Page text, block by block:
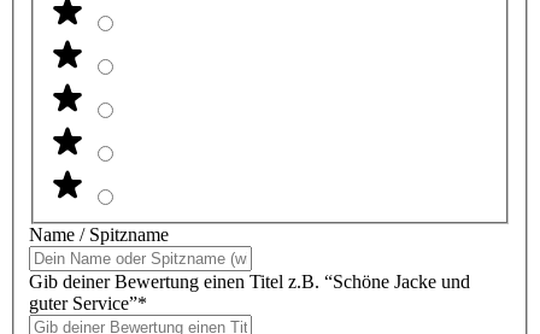
Name / Spitzname
Gib deiner Bewertung einen Titel z.B. “Schöne Jacke und
guter Service”*